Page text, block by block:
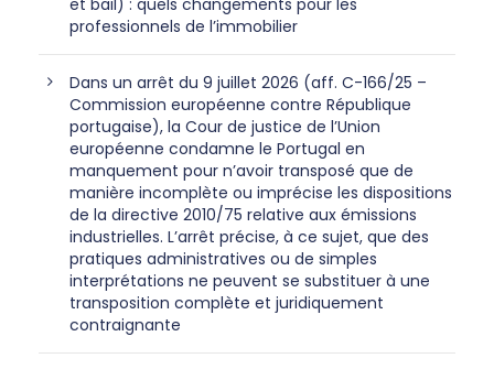
et bail) : quels changements pour les
professionnels de l’immobilier
Dans un arrêt du 9 juillet 2026 (aff. C-166/25 –
Commission européenne contre République
portugaise), la Cour de justice de l’Union
européenne condamne le Portugal en
manquement pour n’avoir transposé que de
manière incomplète ou imprécise les dispositions
de la directive 2010/75 relative aux émissions
industrielles. L’arrêt précise, à ce sujet, que des
pratiques administratives ou de simples
interprétations ne peuvent se substituer à une
transposition complète et juridiquement
contraignante